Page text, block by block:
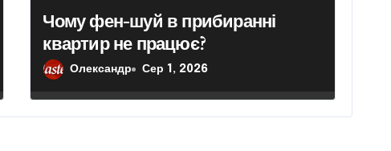
Чому фен-шуй в прибиранні
квартир не працює?
Олександр Сер 1, 2026